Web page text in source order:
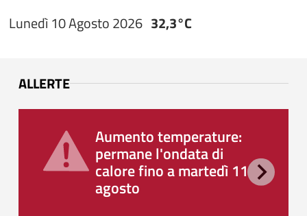
Lunedì 10 Agosto 2026 32,3°C
ALLERTE
Aumento temperature:
permane l'ondata di
calore fino a martedì 11
agosto